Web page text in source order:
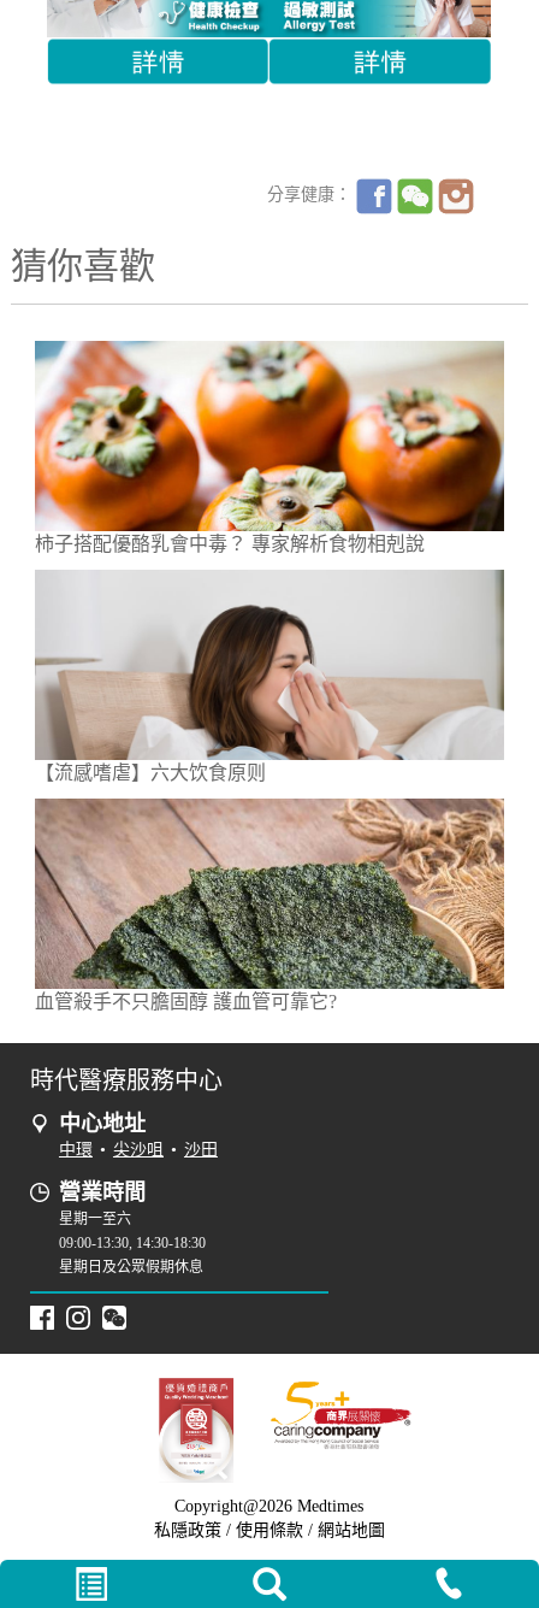
分享健康：
猜你喜歡
柿子搭配優酪乳會中毒？ 專家解析食物相剋說
【流感嗜虐】六大饮食原则
血管殺手不只膽固醇 護血管可靠它?
時代醫療服務中心
中心地址
中環 • 尖沙咀 • 沙田
營業時間
星期一至六
09:00-13:30, 14:30-18:30
星期日及公眾假期休息
Copyright@2026 Medtimes
私隱政策 / 使用條款/ 網站地圖